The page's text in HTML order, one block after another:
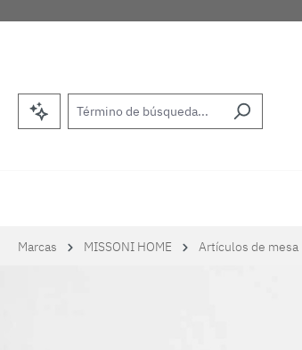
al contenido principal
Saltar a la búsqueda
Saltar a la navegación principal
Marcas MISSONI HOME Artículos de mesa